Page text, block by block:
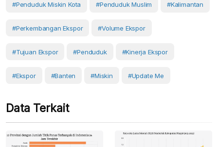
#Penduduk Miskin Kota #penduduk Muslim #Kalimantan
#Perkembangan Ekspor #volume Ekspor
#Tujuan Ekspor #Penduduk #kinerja Ekspor
#Ekspor #Banten #Miskin #Update Me
Data Terkait